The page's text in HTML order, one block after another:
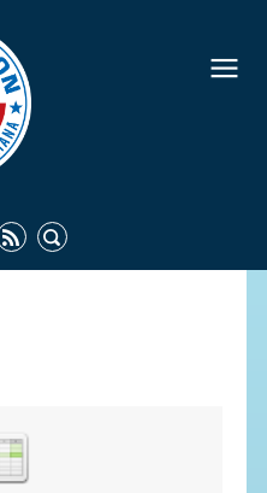
FEDERALI
DELLA SALUTE -